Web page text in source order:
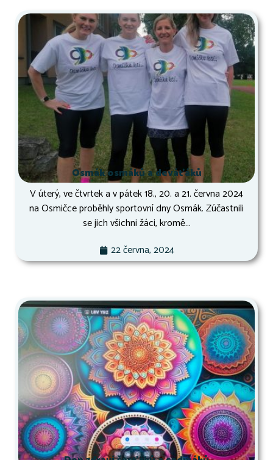
Osmák osmáků a deváťáků
V úterý, ve čtvrtek a v pátek 18., 20. a 21. června 2024
na Osmičce proběhly sportovní dny Osmák. Zúčastnili
se jich všichni žáci, kromě...
22 června, 2024